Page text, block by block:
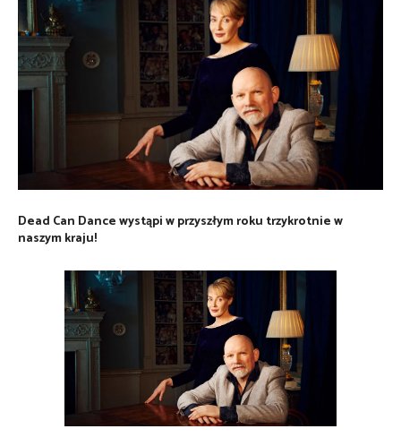
Dead Can Dance wystąpi w przyszłym roku trzykrotnie w
naszym kraju!